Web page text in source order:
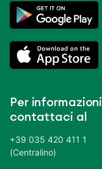
Per informazioni
contattaci al
+39 035 420 411 1
(Centralino)